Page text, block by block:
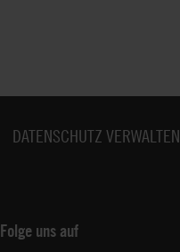
DATENSCHUTZ VERWALTEN
Folge uns auf